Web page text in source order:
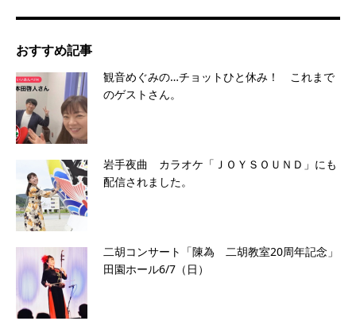
おすすめ記事
観音めぐみの…チョットひと休み！ これまで
のゲストさん。
岩手夜曲 カラオケ「ＪＯＹＳＯＵＮＤ」にも
配信されました。
二胡コンサート「陳為 二胡教室20周年記念」
田園ホール6/7（日）